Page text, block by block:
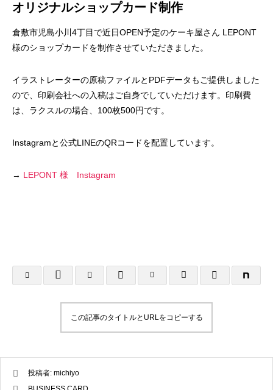
名刺制作事例 みちよ塾
2024.10.26
名刺制作事例
A4フライヤー制作事例 LEPONT様
A４チラシ・A3
倉敷地域自立支
オリジナルショップカード制作
倉敷市児島小川4丁目で近日OPEN予定のケーキ屋さん LEPONT
様のショップカードを制作させていただきました。
イラストレーターの原稿ファイルとPDFデータもご提供しました
ので、印刷会社への入稿はご自身でしていただけます。印刷費
は、ラクスルの場合、100枚500円です。
Instagramと公式LINEのQRコードを配置しています。
→ LEPONT 様 Instagram
この記事のタイトルとURLをコピーする
投稿者: michiyo